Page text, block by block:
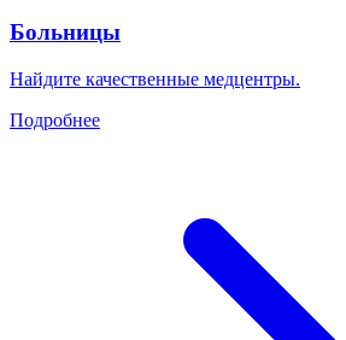
Больницы
Найдите качественные медцентры.
Подробнее